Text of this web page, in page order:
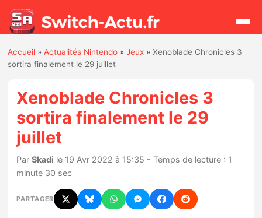
Actualités
Jeux
Hardware
Mises à jour
Accueil »Actualités Nintendo »Jeux »Xenoblade Chronicles 3
sortira finalement le 29 juillet
Xenoblade Chronicles 3
sortira finalement le 29
juillet
ParSkadi le 19 Avr 2022 à 15:35 - Temps de lecture : 1
minute 30 sec
PARTAGER